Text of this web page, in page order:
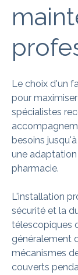
Le choix d'un
pour
spécialistes
besoins
une
pharmacie.
L'installation
sécurité et la
télescopiques
généralement
mécanismes
couverts